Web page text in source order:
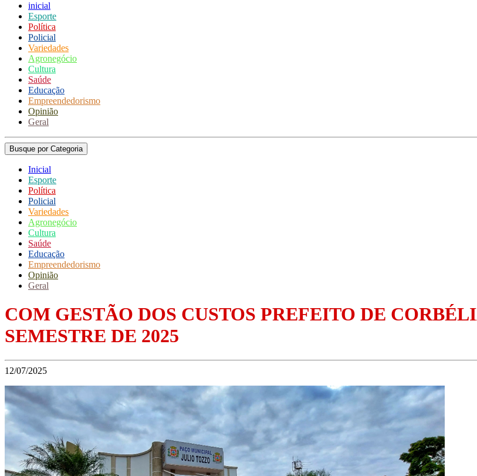
inicial
Esporte
Política
Policial
Variedades
Agronegócio
Cultura
Saúde
Educação
Empreendedorismo
Opinião
Geral
Busque por Categoria
Inicial
Esporte
Política
Policial
Variedades
Agronegócio
Cultura
Saúde
Educação
Empreendedorismo
Opinião
Geral
COM GESTÃO DOS CUSTOS PREFEITO DE
SEMESTRE DE 2025
12/07/2025